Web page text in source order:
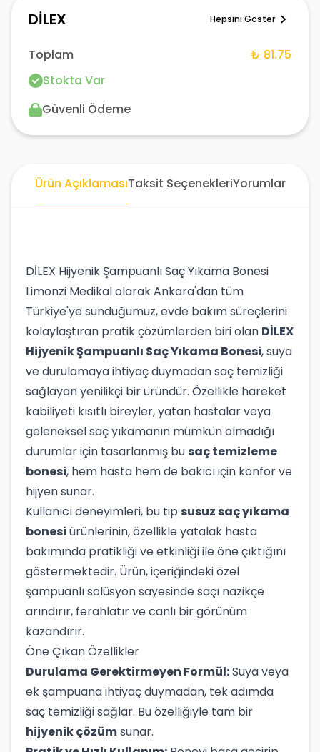
DİLEX Hepsini Göster
Toplam
₺ 81.75
Stokta Var
Güvenli Ödeme
Ürün AçıklamasıTaksit SeçenekleriYorumlar
DİLEX Hijyenik Şampuanlı Saç Yıkama Bonesi
Limonzi Medikal olarak Ankara'dan tüm
Türkiye'ye sunduğumuz, evde bakım süreçlerini
kolaylaştıran pratik çözümlerden biri olan DİLEX
Hijyenik Şampuanlı Saç Yıkama Bonesi, suya
ve durulamaya ihtiyaç duymadan saç temizliği
sağlayan yenilikçi bir üründür. Özellikle hareket
kabiliyeti kısıtlı bireyler, yatan hastalar veya
geleneksel saç yıkamanın mümkün olmadığı
durumlar için tasarlanmış bu saç temizleme
bonesi, hem hasta hem de bakıcı için konfor ve
hijyen sunar.
Kullanıcı deneyimleri, bu tip susuz saç yıkama
bonesi ürünlerinin, özellikle yatalak hasta
bakımında pratikliği ve etkinliği ile öne çıktığını
göstermektedir. Ürün, içeriğindeki özel
şampuanlı solüsyon sayesinde saçı nazikçe
arındırır, ferahlatır ve canlı bir görünüm
kazandırır.
Öne Çıkan Özellikler
Durulama Gerektirmeyen Formül:Suya veya
ek şampuana ihtiyaç duymadan, tek adımda
saç temizliği sağlar. Bu özelliğiyle tam bir
hijyenik çözümsunar.